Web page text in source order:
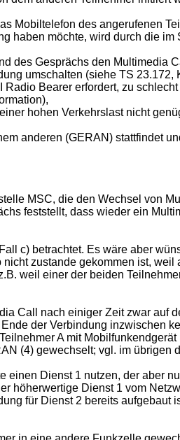
Mobiltelefon des angerufenen
haben möchte, wird durch die
des Gesprächs den Multimedia
umschalten (siehe TS 23.172,
Bearer erfordert, zu
hohen Verkehrslast nicht
anderen (GERAN) stattfindet
MSC, die den Wechsel von
feststellt, dass wieder ein
c) betrachtet. Es wäre aber
zustande gekommen ist,
weil einer der beiden
Call nach einiger Zeit zwar auf
der Verbindung inzwischen
A mit
(4) gewechselt; vgl. im übrigen
Dienst 1 nutzen, der aber
Dienst 1 vom
für Dienst 2 bereits aufgebaut